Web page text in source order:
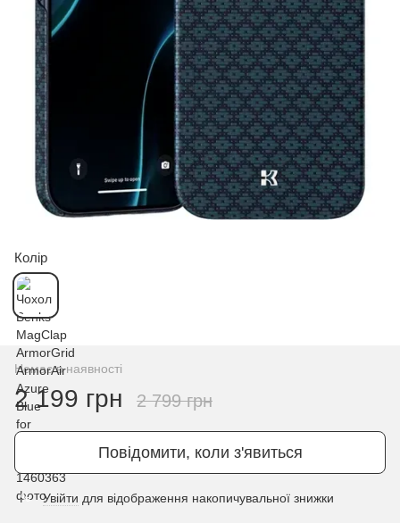
Колір
Немає в наявності
2 199 грн 2 799 грн
Повідомити, коли з'явиться
% Увійти для відображення накопичувальної знижки